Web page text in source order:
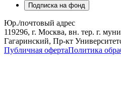
Подписка на фонд
Юр./почтовый адрес
119296, г. Москва, вн. тер. г.
Гагаринский, Пр-кт
Публичная офертаПолитика